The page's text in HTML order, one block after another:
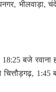
भीलवाड़ा,
बजे
चित्तौड़गढ़,